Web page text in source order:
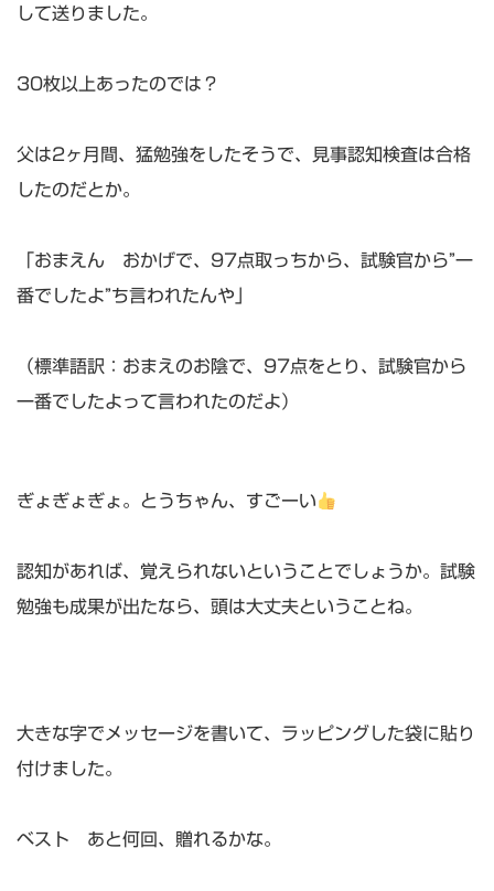
して送りました。
30枚以上あったのでは？
父は2ヶ月間、猛勉強をしたそうで、見事認知検査は合格
したのだとか。
「おまえん おかげで、97点取っちから、試験官から”一
番でしたよ”ち言われたんや」
（標準語訳：おまえのお陰で、97点をとり、試験官から
一番でしたよって言われたのだよ）
ぎょぎょぎょ。とうちゃん、すごーい
認知があれば、覚えられないということでしょうか。試験
勉強も成果が出たなら、頭は大丈夫ということね。
大きな字でメッセージを書いて、ラッピングした袋に貼り
付けました。
ベスト あと何回、贈れるかな。